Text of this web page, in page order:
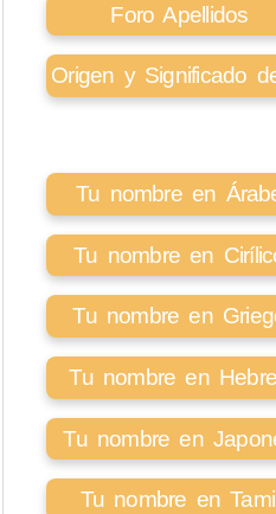
Foro Apellidos
Origen y Significado
Tu nombre en
Tu nombre en
Tu nombre en
Tu nombre en
Tu nombre en
Tu nombre en Tamil